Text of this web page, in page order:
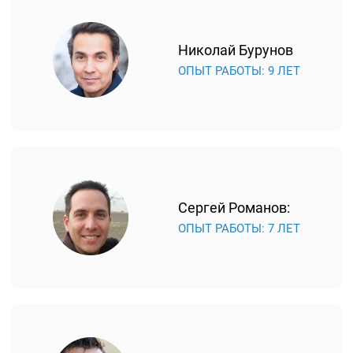
питания. Этот компонент отвечает за напряжение, и от
его работы зависит качество картинки. Модуль
питания приходит в негодность из-за перепадов
напряжения в электросети. Понять, что делать с
телевизора отвечает материнская плата. Она чаще
всего подлежит восстановлению.
Если устройство работает с ошибками, но все его
компоненты в порядке, возможны сбои программного
Николай Бурунов
ОПЫТ РАБОТЫ: 9 ЛЕТ
Сергей Романов:
ОПЫТ РАБОТЫ: 7 ЛЕТ